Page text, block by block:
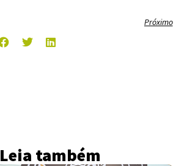
Próximo
Leia também